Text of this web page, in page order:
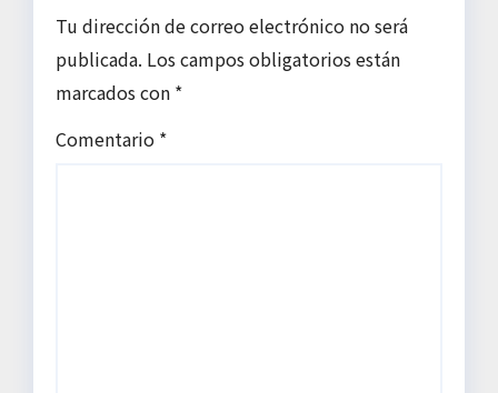
Tu dirección de correo electrónico no será
publicada. Los campos obligatorios están
marcados con *
Comentario *